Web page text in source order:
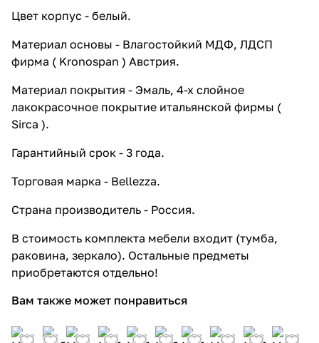
Цвет корпус - белый.
Материал основы - Влагостойкий МДФ, ЛДСП
фирма ( Kronospan ) Австрия.
Материал покрытия - Эмаль, 4-х слойное
лакокрасочное покрытие итальянской фирмы (
Sirca ).
Гарантийный срок - 3 года.
Торговая марка - Bellezza.
Страна производитель - Россия.
В стоимость комплекта мебели входит (тумба,
раковина, зеркало). Остальные предметы
приобретаются отдельно!
Вам также может понравиться